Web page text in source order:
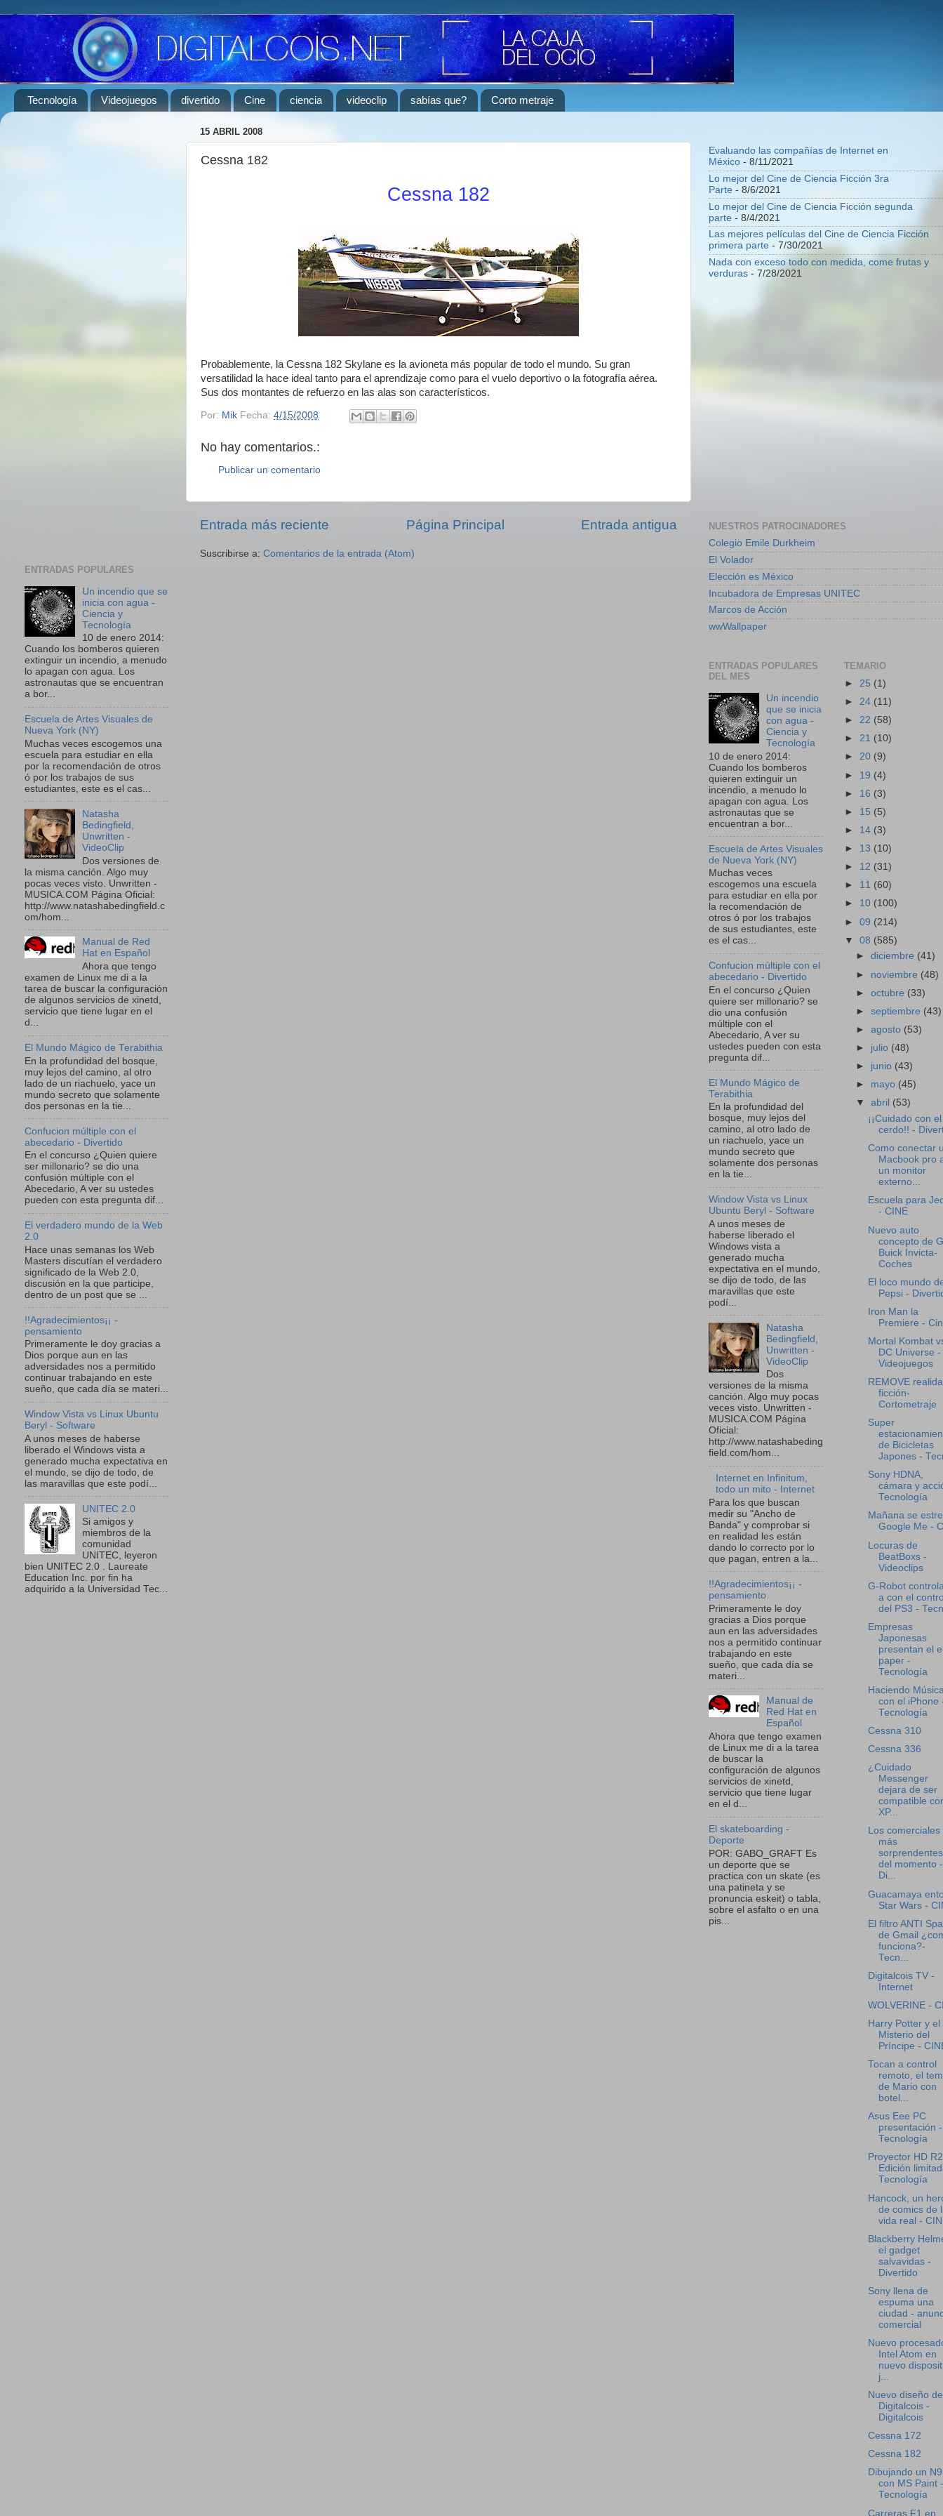
Tecnología Videojuegos divertido Cine ciencia videoclip sabías que? Corto metraje
15 ABRIL 2008
Cessna 182
Cessna 182
Probablemente, la Cessna 182 Skylane es la avioneta más popular de todo el mundo. Su gran
versatilidad la hace ideal tanto para el aprendizaje como para el vuelo deportivo o la fotografía aérea.
Sus dos montantes de refuerzo en las alas son característicos.
Por: Mik Fecha: 4/15/2008
No hay comentarios.:
Publicar un comentario
Entrada más reciente Entrada antigua
Página Principal
Suscribirse a: Comentarios de la entrada (Atom)
ENTRADAS POPULARES
Un incendio que se
inicia con agua -
Ciencia y
Tecnología
10 de enero 2014:
Cuando los bomberos quieren
extinguir un incendio, a menudo
lo apagan con agua. Los
astronautas que se encuentran
a bor...
Escuela de Artes Visuales de
Nueva York (NY)
Muchas veces escogemos una
escuela para estudiar en ella
por la recomendación de otros
ó por los trabajos de sus
estudiantes, este es el cas...
Natasha
Bedingfield,
Unwritten -
VideoClip
Dos versiones de
la misma canción. Algo muy
pocas veces visto. Unwritten -
MUSICA.COM Página Oficial:
http://www.natashabedingfield.c
om/hom...
Manual de Red
Hat en Español
Ahora que tengo
examen de Linux me di a la
tarea de buscar la configuración
de algunos servicios de xinetd,
servicio que tiene lugar en el
d...
El Mundo Mágico de Terabithia
En la profundidad del bosque,
muy lejos del camino, al otro
lado de un riachuelo, yace un
mundo secreto que solamente
dos personas en la tie...
Confucion múltiple con el
abecedario - Divertido
En el concurso ¿Quien quiere
ser millonario? se dio una
confusión múltiple con el
Abecedario, A ver su ustedes
pueden con esta pregunta dif...
El verdadero mundo de la Web
2.0
Hace unas semanas los Web
Masters discutían el verdadero
significado de la Web 2.0,
discusión en la que participe,
dentro de un post que se ...
!!Agradecimientos¡¡ -
pensamiento
Primeramente le doy gracias a
Dios porque aun en las
adversidades nos a permitido
continuar trabajando en este
sueño, que cada día se materi...
Window Vista vs Linux Ubuntu
Beryl - Software
A unos meses de haberse
liberado el Windows vista a
generado mucha expectativa en
el mundo, se dijo de todo, de
las maravillas que este podí...
UNITEC 2.0
Si amigos y
miembros de la
comunidad
UNITEC, leyeron
bien UNITEC 2.0 . Laureate
Education Inc. por fin ha
adquirido a la Universidad Tec...
Evaluando las compañías de Internet en
México - 8/11/2021
Lo mejor del Cine de Ciencia Ficción 3ra
Parte - 8/6/2021
Lo mejor del Cine de Ciencia Ficción segunda
parte - 8/4/2021
Las mejores películas del Cine de Ciencia Ficción
primera parte - 7/30/2021
Nada con exceso todo con medida, come frutas y
verduras - 7/28/2021
NUESTROS PATROCINADORES
Colegio Emile Durkheim
El Volador
Elección es México
Incubadora de Empresas UNITEC
Marcos de Acción
wwWallpaper
ENTRADAS POPULARES
DEL MES
Un incendio
que se inicia
con agua -
Ciencia y
Tecnología
10 de enero 2014:
Cuando los bomberos
quieren extinguir un
incendio, a menudo lo
apagan con agua. Los
astronautas que se
encuentran a bor...
Escuela de Artes Visuales
de Nueva York (NY)
Muchas veces
escogemos una escuela
para estudiar en ella por
la recomendación de
otros ó por los trabajos
de sus estudiantes, este
es el cas...
Confucion múltiple con el
abecedario - Divertido
En el concurso ¿Quien
quiere ser millonario? se
dio una confusión
múltiple con el
Abecedario, A ver su
ustedes pueden con esta
pregunta dif...
El Mundo Mágico de
Terabithia
En la profundidad del
bosque, muy lejos del
camino, al otro lado de
un riachuelo, yace un
mundo secreto que
solamente dos personas
en la tie...
Window Vista vs Linux
Ubuntu Beryl - Software
A unos meses de
haberse liberado el
Windows vista a
generado mucha
expectativa en el mundo,
se dijo de todo, de las
maravillas que este
podí...
Natasha
Bedingfield,
Unwritten -
VideoClip
Dos
versiones de la misma
canción. Algo muy pocas
veces visto. Unwritten -
MUSICA.COM Página
Oficial:
http://www.natashabeding
field.com/hom...
Internet en Infinitum,
todo un mito - Internet
Para los que buscan
medir su "Ancho de
Banda" y comprobar si
en realidad les están
dando lo correcto por lo
que pagan, entren a la...
!!Agradecimientos¡¡ -
pensamiento
Primeramente le doy
gracias a Dios porque
aun en las adversidades
nos a permitido continuar
trabajando en este
sueño, que cada día se
materi...
Manual de
Red Hat en
Español
Ahora que tengo examen
de Linux me di a la tarea
de buscar la
configuración de algunos
servicios de xinetd,
servicio que tiene lugar
en el d...
El skateboarding -
Deporte
POR: GABO_GRAFT Es
un deporte que se
practica con un skate (es
una patineta y se
pronuncia eskeit) o tabla,
sobre el asfalto o en una
pis...
TEMARIO
► 25 (1)
► 24 (11)
► 22 (58)
► 21 (10)
► 20 (9)
► 19 (4)
► 16 (3)
► 15 (5)
► 14 (3)
► 13 (10)
► 12 (31)
► 11 (60)
► 10 (100)
► 09 (214)
▼ 08 (585)
►diciembre (41)
► noviembre (48)
►octubre (33)
►septiembre (43)
►agosto (53)
► julio (48)
► junio (43)
► mayo (45)
▼abril (53)
¡¡Cuidado con el
cerdo!! -
Como conectar
Macbook pro
un monitor
externo...
Escuela para
- CINE
Nuevo auto
concepto de
Buick Invicta-
Coches
El loco mundo
Pepsi -
Iron Man la
Premiere -
Mortal Kombat
DC Universe -
Videojuegos
REMOVE
ficción-
Cortometraje
Super
de Bicicletas
Japones -
Sony HDNA,
cámara y
Tecnología
Mañana se
Google Me -
Locuras de
BeatBoxs -
Videoclips
G-Robot
a con el
del PS3 -
Empresas
Japonesas
presentan el
paper -
Tecnología
Haciendo
con el iPhone
Tecnología
Cessna 310
Cessna 336
¿Cuidado
Messenger
dejara de ser
compatible
XP...
Los comerciales
más
sorprendentes
del momento -
Di...
Guacamaya
Star Wars -
El filtro ANTI
de Gmail
funciona?-
Tecn...
Digitalcois TV -
Internet
WOLVERINE -
Harry Potter y el
Misterio del
Príncipe -
Tocan a control
remoto, el
de Mario con
botel...
Asus Eee PC
presentación -
Tecnología
Proyector HD
Edición
Tecnología
Hancock, un
de comics de
vida real -
Blackberry
el gadget
salvavidas -
Divertido
Sony llena de
espuma una
ciudad -
comercial
Nuevo
Intel Atom en
nuevo
j...
Nuevo diseño de
Digitalcois -
Digitalcois
Cessna 172
Cessna 182
Dibujando un
con MS Paint -
Tecnología
Carreras F1 en